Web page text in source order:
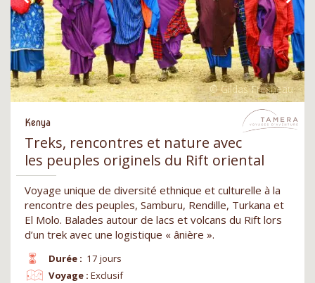
Kenya
Treks, rencontres et nature avec
les peuples originels du Rift oriental
Voyage unique de diversité ethnique et culturelle à la
rencontre des peuples, Samburu, Rendille, Turkana et
El Molo. Balades autour de lacs et volcans du Rift lors
d’un trek avec une logistique « ânière ».
Durée : 17 jours
Voyage : Exclusif